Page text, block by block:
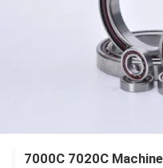
7000C 7020C